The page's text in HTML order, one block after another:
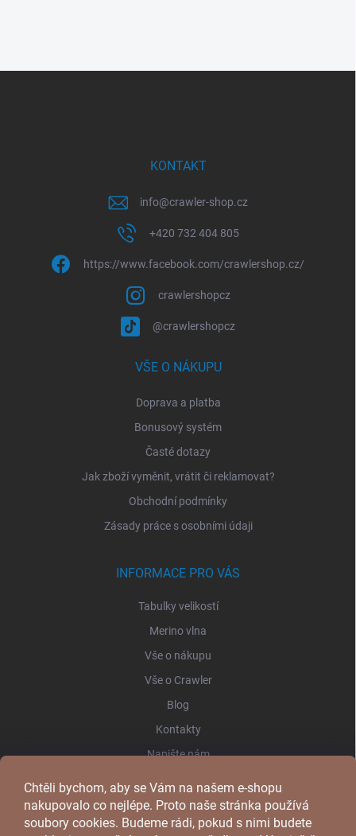
Chtěli bychom, aby se Vám na našem e-shopu
nakupovalo co nejlépe. Proto naše stránka používá
soubory cookies. Budeme rádi, pokud s nimi budete
KONTAKT
info@crawler-shop.cz
+420 732 404 805
https://www.facebook.com/crawlershop.cz/
crawlershopcz
@crawlershopcz
VŠE O NÁKUPU
Doprava a platba
Bonusový systém
Časté dotazy
Jak zboží vyměnit, vrátit či reklamovat?
Obchodní podmínky
Zásady práce s osobními údaji
INFORMACE PRO VÁS
Tabulky velikostí
Merino vlna
Vše o nákupu
Vše o Crawler
Blog
Kontakty
Napište nám
FACEBOOK